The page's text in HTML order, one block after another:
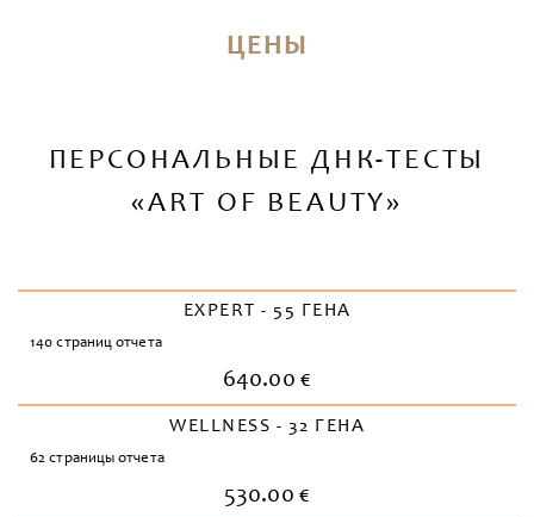
ЦЕНЫ
ПЕРСОНАЛЬНЫЕ ДНК-ТЕСТЫ
«ART OF BEAUTY»
EXPERT - 55 ГЕНА
140 страниц отчета
640.00 €
WELLNESS - 32 ГЕНА
62 страницы отчета
530.00 €